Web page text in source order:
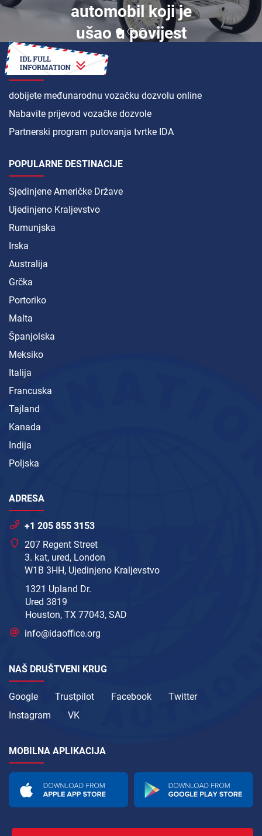
automobil koji je
ušao u povijest
SSSR-a
KAKO DA
dobijete međunarodnu vozačku dozvolu online
Nabavite prijevod vozačke dozvole
Partnerski program putovanja tvrtke IDA
POPULARNE DESTINACIJE
Sjedinjene Američke Države
Ujedinjeno Kraljevstvo
Rumunjska
Irska
Australija
Grčka
Portoriko
Malta
Španjolska
Meksiko
Italija
Francuska
Tajland
Kanada
Indija
Poljska
ADRESA
+1 205 855 3153
207 Regent Street
3. kat, ured, London
W1B 3HH, Ujedinjeno Kraljevstvo
1321 Upland Dr.
Ured 3819
Houston, TX 77043, SAD
info@idaoffice.org
NAŠ DRUŠTVENI KRUG
Google Trustpilot Facebook
Twitter
Instagram
VK
MOBILNA APLIKACIJA